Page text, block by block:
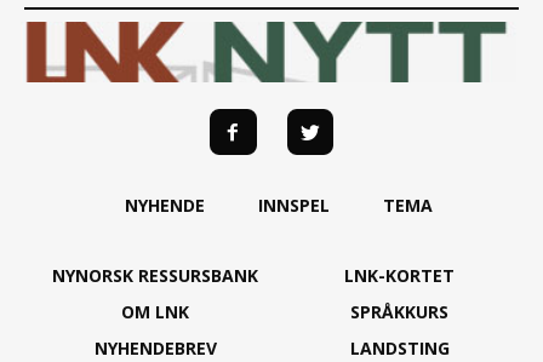
NYHENDE INNSPEL TEMA
NYNORSK RESSURSBANK
OM LNK
NYHENDEBREV
LNK-KORTET
SPRÅKKURS
LANDSTING